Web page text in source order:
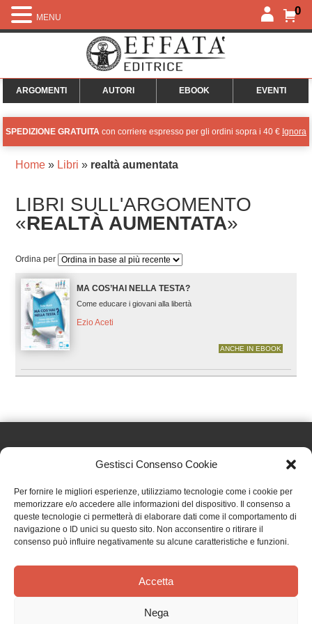
Gestisci Consenso Cookie
Per fornire le migliori esperienze, utilizziamo tecnologie come i cookie per
memorizzare e/o accedere alle informazioni del dispositivo. Il consenso a
queste tecnologie ci permetterà di elaborare dati come il comportamento di
navigazione o ID unici su questo sito. Non acconsentire o ritirare il
consenso può influire negativamente su alcune caratteristiche e funzioni.
Accetta
Nega
0
ARGOMENTI AUTORI EBOOK EVENTI
SPEDIZIONE GRATUITA con corriere espresso per gli ordini sopra i 40 € Ignora
Home» Libri » realtà aumentata
LIBRI SULL'ARGOMENTO
«REALTÀ AUMENTATA»
Ordina per
MA COS’HAI NELLA TESTA?
Come educare i giovani alla libertà
Ezio Aceti
ANCHE IN EBOOK
Effatà Editrice di Pellegrino Paolo SAS
C.F. e P.IVA 09655250018
Via Tre Denti, 1 - 10060 Cantalupa (TO)
Telefono: (+39) 0121 353452 - Fax: (+39) 0121 353839
TERMINI E CONDIZIONI
MENU